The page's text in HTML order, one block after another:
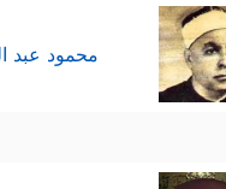
الكريمة بعد
إجلالًا لمقام
محمود عبد